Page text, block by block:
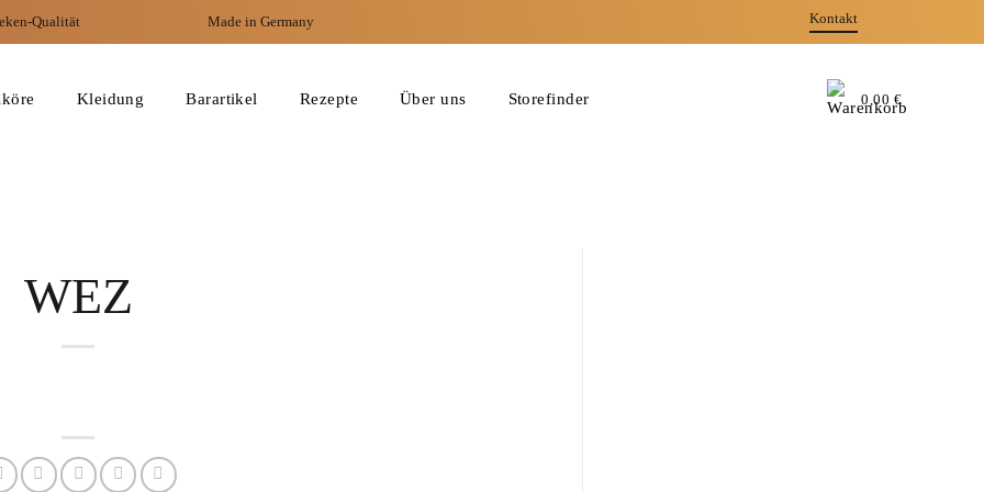
Qualität Made in Germany Kontakt
Kleidung Barartikel Rezepte Über uns Storefinder 0,00 €
WEZ